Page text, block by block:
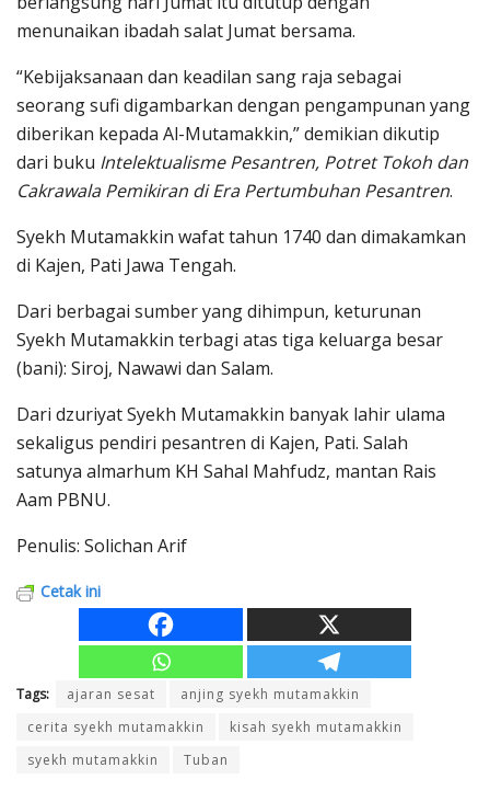
menunaikan ibadah salat Jumat bersama.
“Kebijaksanaan dan keadilan sang raja sebagai
seorang sufi digambarkan dengan pengampunan yang
diberikan kepada Al-Mutamakkin,” demikian dikutip
dari buku Intelektualisme Pesantren, Potret Tokoh dan
Cakrawala Pemikiran di Era Pertumbuhan Pesantren.
Syekh Mutamakkin wafat tahun 1740 dan dimakamkan
di Kajen, Pati Jawa Tengah.
Dari berbagai sumber yang dihimpun, keturunan
Syekh Mutamakkin terbagi atas tiga keluarga besar
(bani): Siroj, Nawawi dan Salam.
Dari dzuriyat Syekh Mutamakkin banyak lahir ulama
sekaligus pendiri pesantren di Kajen, Pati. Salah
satunya almarhum KH Sahal Mahfudz, mantan Rais
Aam PBNU.
Penulis: Solichan Arif
Cetak ini
Tags: ajaran sesat
anjing syekh mutamakkin
cerita syekh mutamakkin
kisah syekh mutamakkin
syekh mutamakkin
Tuban